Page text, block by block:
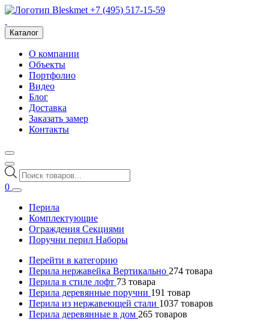
+7 (495) 517-15-59
Каталог
О компании
Объекты
Портфолио
Видео
Блог
Доставка
Заказать замер
Контакты
Поиск
товаров
0
Перила
Комплектующие
Ограждения Секциями
Поручни перил Наборы
Перейти в категорию
Перила нержавейка Вертикально 274 товара
Перила в стиле лофт 73 товара
Перила деревянные поручни 191 товар
Перила из нержавеющей стали 1037 товаров
Перила деревянные в дом 265 товаров